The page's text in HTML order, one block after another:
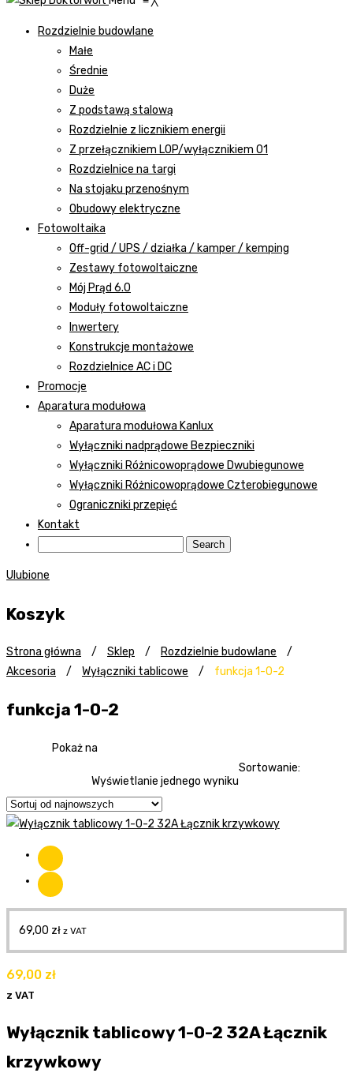
Rozdzielnie budowlane
Małe
Średnie
Duże
Z podstawą stalową
Rozdzielnie z licznikiem energii
Z przełącznikiem LOP/wyłącznikiem 01
Rozdzielnice na targi
Na stojaku przenośnym
Obudowy elektryczne
Fotowoltaika
Off-grid / UPS / działka / kamper / kemping
Zestawy fotowoltaiczne
Mój Prąd 6.0
Moduły fotowoltaiczne
Inwertery
Konstrukcje montażowe
Rozdzielnice AC i DC
Promocje
Aparatura modułowa
Aparatura modułowa Kanlux
Wyłączniki nadprądowe Bezpieczniki
Wyłączniki Różnicowoprądowe Dwubiegunowe
Wyłączniki Różnicowoprądowe Czterobiegunowe
Ograniczniki przepięć
Kontakt
Ulubione
Koszyk
Strona główna / Sklep / Rozdzielnie budowlane
/
Akcesoria
/ Wyłączniki tablicowe / funkcja 1-0-2
funkcja 1-0-2
Pokaż na
Wyświetlanie jednego wyniku
Sortowanie:
69,00 zł z VAT
69,00 zł
z VAT
Wyłącznik tablicowy 1-0-2 32A Łącznik
krzywkowy